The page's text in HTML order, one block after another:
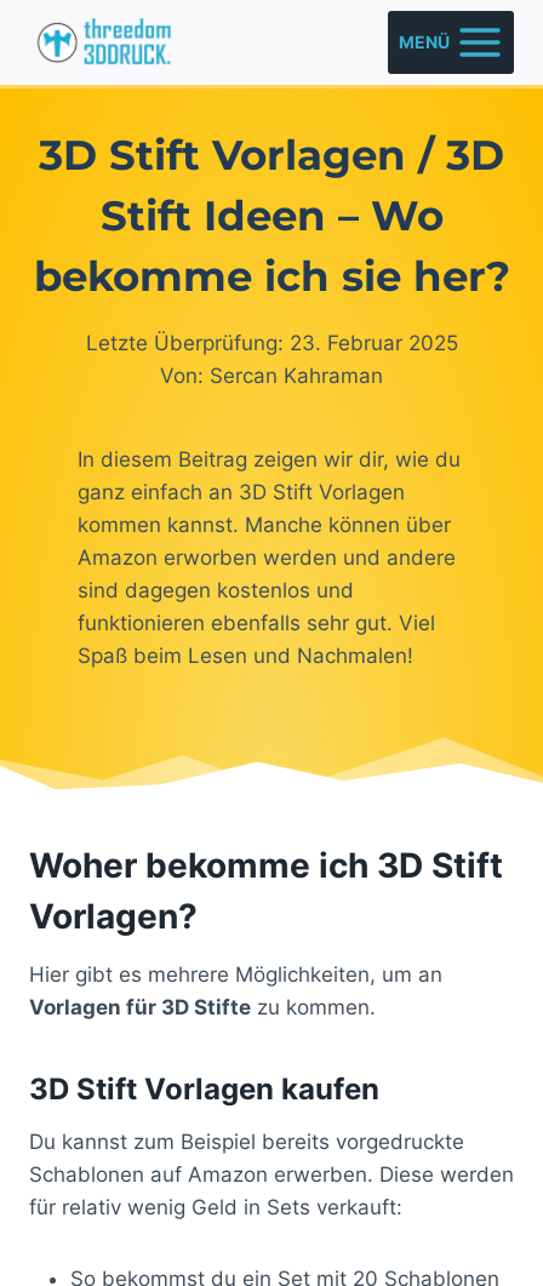
Inhalt
springen
MENÜ
3D Stift Vorlagen / 3D
Stift Ideen – Wo
bekomme ich sie her?
Letzte Überprüfung: 23. Februar 2025
Von: Sercan Kahraman
In diesem Beitrag zeigen wir dir, wie du
ganz einfach an 3D Stift Vorlagen
kommen kannst. Manche können über
Amazon erworben werden und andere
sind dagegen kostenlos und
funktionieren ebenfalls sehr gut. Viel
Spaß beim Lesen und Nachmalen!
Woher bekomme ich 3D Stift
Vorlagen?
Hier gibt es mehrere Möglichkeiten, um an
Vorlagen für 3D Stifte zu kommen.
3D Stift Vorlagen kaufen
Du kannst zum Beispiel bereits vorgedruckte
Schablonen auf Amazon erwerben. Diese werden
für relativ wenig Geld in Sets verkauft:
So bekommst du ein Set mit 20 Schablonen